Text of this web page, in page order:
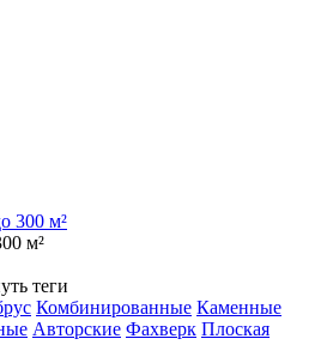
300 м²
м²
теги
Комбинированные Каменные
Авторские Фахверк Плоская